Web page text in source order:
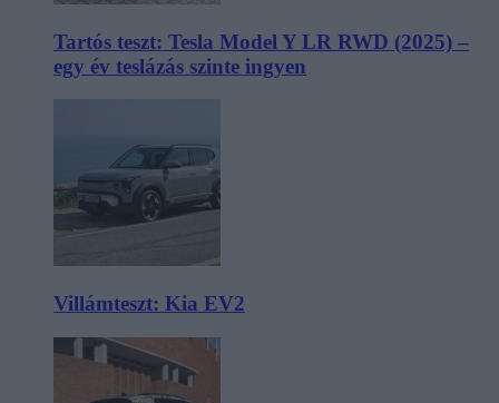
Tartós teszt: Tesla Model Y LR RWD (2025) –
egy év teslázás szinte ingyen
Villámteszt: Kia EV2